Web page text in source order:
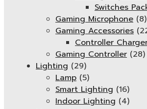
Switches
Gaming Microphone (8)
Gaming Accessories
Controller
Gaming Controller (28)
Lighting (29)
Lamp (5)
Smart Lighting (16)
Indoor Lighting (4)